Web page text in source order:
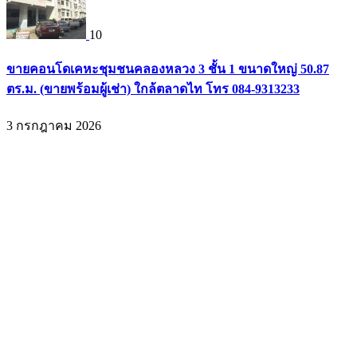
10
ขายคอนโดเคหะชุมชนคลองหลวง 3 ชั้น 1 ขนาดใหญ่ 50.87
ตร.ม. (ขายพร้อมผู้เช่า) ใกล้ตลาดไท โทร 084-9313233
3 กรกฎาคม 2026